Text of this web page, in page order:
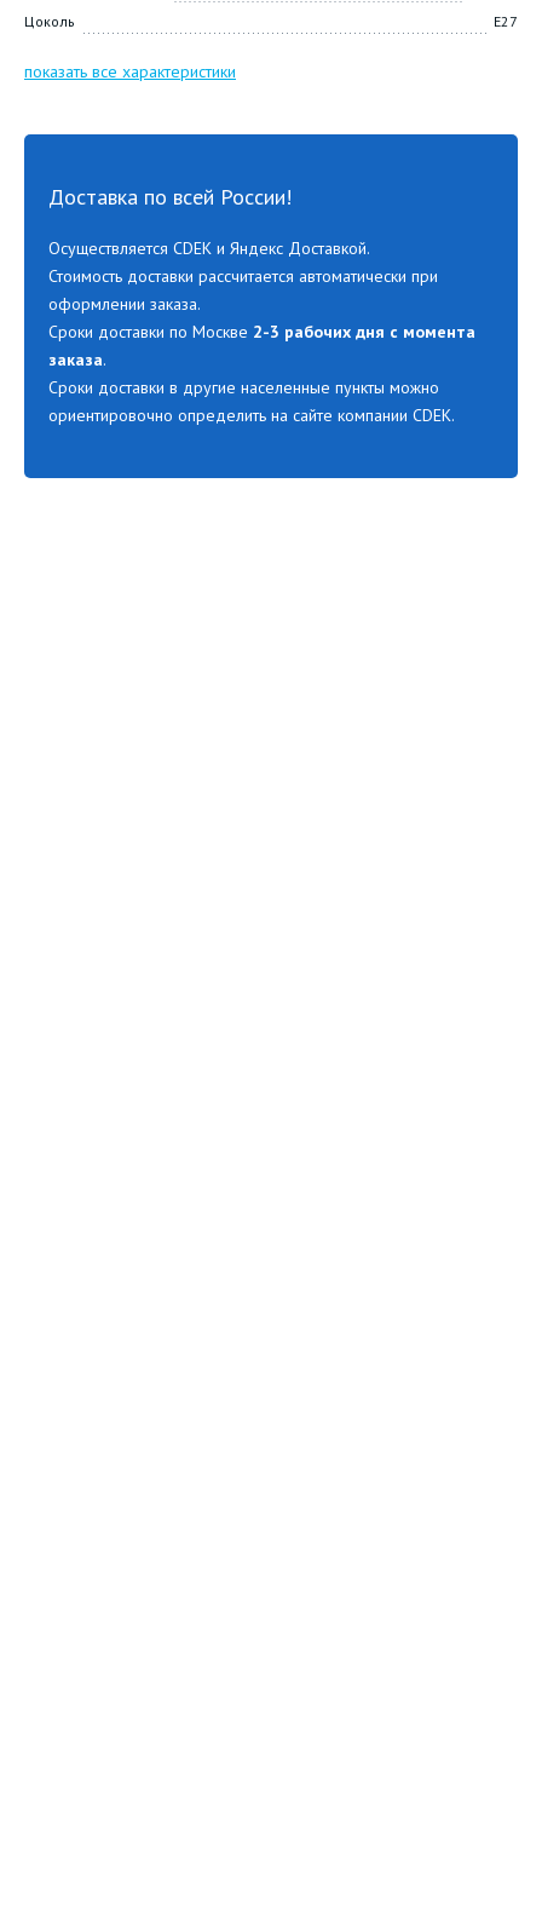
Цоколь
E27
показать все характеристики
Доставка по всей России!
Осуществляется CDEK и Яндекс Доставкой.
Стоимость доставки рассчитается автоматически при
оформлении заказа.
Сроки доставки по Москве 2-3 рабочих дня с момента
заказа.
Сроки доставки в другие населенные пункты можно
ориентировочно определить на сайте компании CDEK.